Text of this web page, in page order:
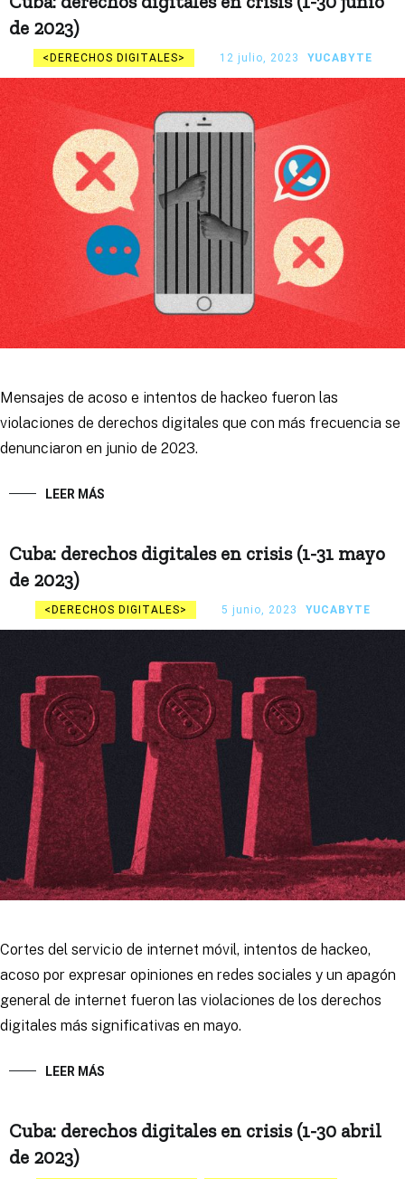
de 2023)
DERECHOS DIGITALES 12 julio, 2023 YUCABYTE
Mensajes de acoso e intentos de hackeo fueron las
violaciones de derechos digitales que con más frecuencia se
denunciaron en junio de 2023.
LEER MÁS
Cuba: derechos digitales en crisis (1-31 mayo
de 2023)
DERECHOS DIGITALES 5 junio, 2023 YUCABYTE
Cortes del servicio de internet móvil, intentos de hackeo,
acoso por expresar opiniones en redes sociales y un apagón
general de internet fueron las violaciones de los derechos
digitales más significativas en mayo.
LEER MÁS
Cuba: derechos digitales en crisis (1-30 abril
de 2023)